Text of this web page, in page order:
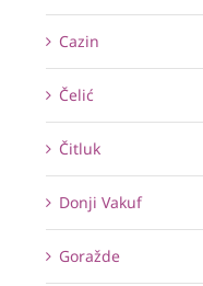
Cazin
Čelić
Čitluk
Donji Vakuf
Goražde